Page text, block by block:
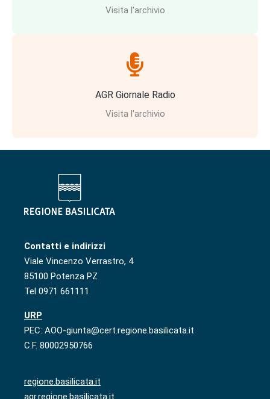
Visita l'archivio
AGR Giornale Radio
Visita l'archivio
Contatti e indirizzi
Viale Vincenzo Verrastro, 4
85100 Potenza PZ
Tel 0971 661111
URP
PEC: AOO-giunta@cert.regione.basilicata.it
C.F. 80002950766
regione.basilicata.it
agr.regione.basilicata.it